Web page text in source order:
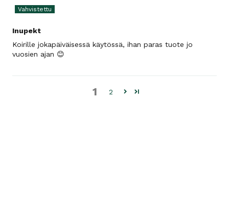
Inupekt
Koirille jokapäiväisessä käytössä, ihan paras tuote jo
vuosien ajan 😊
1 2